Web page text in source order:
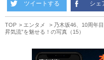
ツイートする シェ
TOP エンタメ
乃木坂46、10周年
昇気流”を魅せる！の写真（15）